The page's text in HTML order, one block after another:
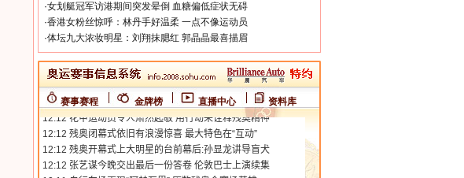
·女划艇冠军访港期间突发晕倒 血糖偏低症状无碍
·香港女粉丝惊呼：林丹手好温柔 一点不像运动员
·体坛九大浓妆明星：刘翔抹腮红 郭晶晶最喜描眉
赛事赛程 金牌榜 直播中心 资料库